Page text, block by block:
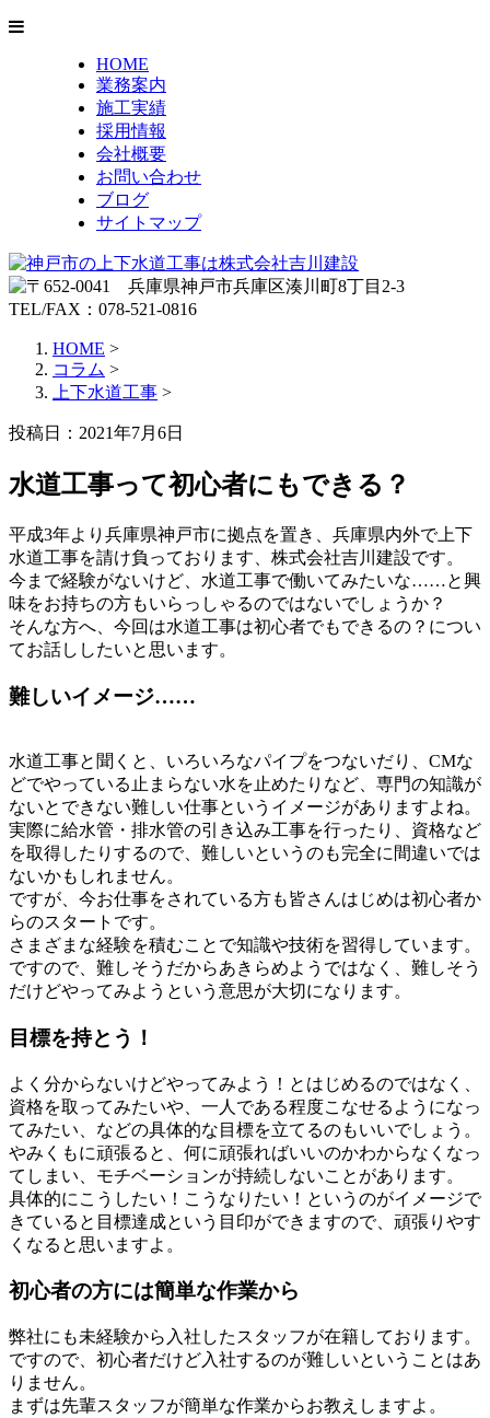
HOME
業務案内
施工実績
採用情報
会社概要
お問い合わせ
ブログ
サイトマップ
HOME >
コラム >
上下水道工事 >
投稿日：2021年7月6日
水道工事って初心者にもできる？
平成3年より兵庫県神戸市に拠点を置き、兵庫県内外で上下
水道工事を請け負っております、株式会社吉川建設です。
今まで経験がないけど、水道工事で働いてみたいな……と興
味をお持ちの方もいらっしゃるのではないでしょうか？
そんな方へ、今回は水道工事は初心者でもできるの？につい
てお話ししたいと思います。
難しいイメージ……
水道工事と聞くと、いろいろなパイプをつないだり、CMな
どでやっている止まらない水を止めたりなど、専門の知識が
ないとできない難しい仕事というイメージがありますよね。
実際に給水管・排水管の引き込み工事を行ったり、資格など
を取得したりするので、難しいというのも完全に間違いでは
ないかもしれません。
ですが、今お仕事をされている方も皆さんはじめは初心者か
らのスタートです。
さまざまな経験を積むことで知識や技術を習得しています。
ですので、難しそうだからあきらめようではなく、難しそう
だけどやってみようという意思が大切になります。
目標を持とう！
よく分からないけどやってみよう！とはじめるのではなく、
資格を取ってみたいや、一人である程度こなせるようになっ
てみたい、などの具体的な目標を立てるのもいいでしょう。
やみくもに頑張ると、何に頑張ればいいのかわからなくなっ
てしまい、モチベーションが持続しないことがあります。
具体的にこうしたい！こうなりたい！というのがイメージで
きていると目標達成という目印ができますので、頑張りやす
くなると思いますよ。
初心者の方には簡単な作業から
弊社にも未経験から入社したスタッフが在籍しております。
ですので、初心者だけど入社するのが難しいということはあ
りません。
まずは先輩スタッフが簡単な作業からお教えしますよ。